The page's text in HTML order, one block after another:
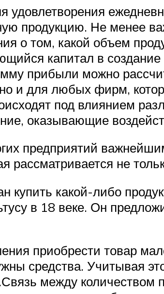
удовлетворения
продукцию. Не менее
о том, какой объем
капитал в
прибыли можно
но и для любых фирм,
под влиянием
оказывающие
предприятий
рассматривается не
купить какой-либо
в 18 веке. Он
приобрести товар
средства. Учитывая
между количеством